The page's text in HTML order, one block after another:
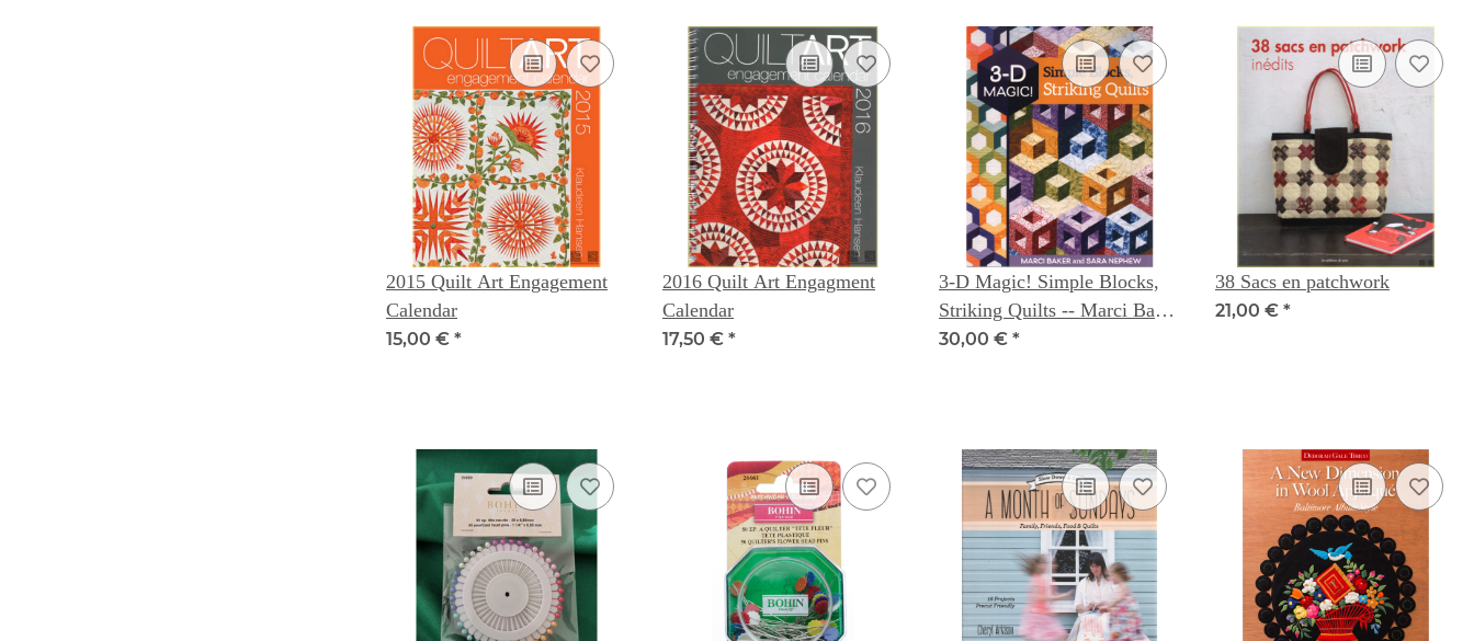
2015 Quilt Art Engagement
Calendar
15,00 € *
2016 Quilt Art Engagment
Calendar
17,50 € *
3-D Magic! Simple Blocks,
Striking Quilts -- Marci Baker
& Sara Nephew
30,00 € *
38 Sacs en patchwork
21,00 € *